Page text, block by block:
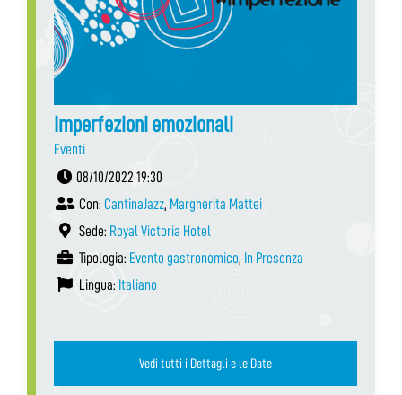
Imperfezioni emozionali
Eventi
08/10/2022 19:30
Con: CantinaJazz, Margherita Mattei
Sede: Royal Victoria Hotel
Tipologia: Evento gastronomico, In Presenza
Lingua: Italiano
Vedi tutti i Dettagli e le Date